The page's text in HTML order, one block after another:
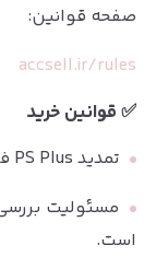
صفحه قوانین:
accsell.ir/rules
✅ قوانین خرید
تمدید PS Plus فعلاً فقط برای ریجن ترکیه انجام می‌شود.
مسئولیت
است.